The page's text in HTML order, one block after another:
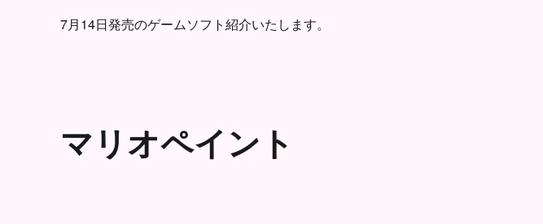
7月14日発売のゲームソフト紹介いたします。
マリオペイント